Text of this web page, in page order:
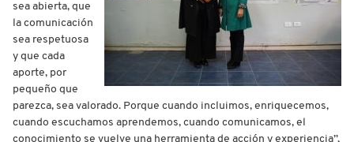
sea abierta, que
la comunicación
sea respetuosa
y que cada
aporte, por
pequeño que
parezca, sea valorado. Porque cuando incluimos, enriquecemos,
cuando escuchamos aprendemos, cuando comunicamos, el
conocimiento se vuelve una herramienta de acción y experiencia”,